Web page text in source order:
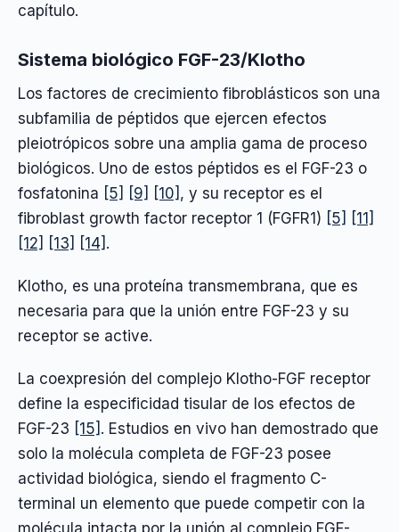
capítulo.
Sistema biológico FGF-23/Klotho
Los factores de crecimiento fibroblásticos son una
subfamilia de péptidos que ejercen efectos
pleiotrópicos sobre una amplia gama de proceso
biológicos. Uno de estos péptidos es el FGF-23 o
fosfatonina [5] [9] [10] , y su receptor es el
fibroblast growth factor receptor 1 (FGFR1) [5] [11]
[12] [13] [14] .
Klotho, es una proteína transmembrana, que es
necesaria para que la unión entre FGF-23 y su
receptor se active.
La coexpresión del complejo Klotho-FGF receptor
define la especificidad tisular de los efectos de
FGF-23 [15] . Estudios en vivo han demostrado que
solo la molécula completa de FGF-23 posee
actividad biológica, siendo el fragmento C-
terminal un elemento que puede competir con la